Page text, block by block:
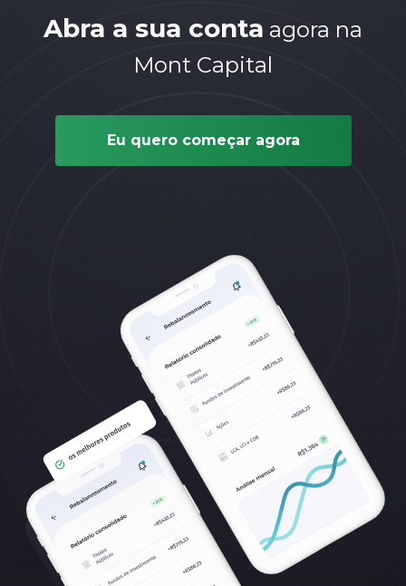
Abra a sua conta agora na
Mont Capital
Eu quero começar agora